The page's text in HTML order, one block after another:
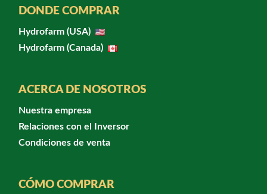
DONDE COMPRAR
Hydrofarm (USA)
Hydrofarm (Canada)
ACERCA DE NOSOTROS
Nuestra empresa
Relaciones con el Inversor
Condiciones de venta
CÓMO COMPRAR